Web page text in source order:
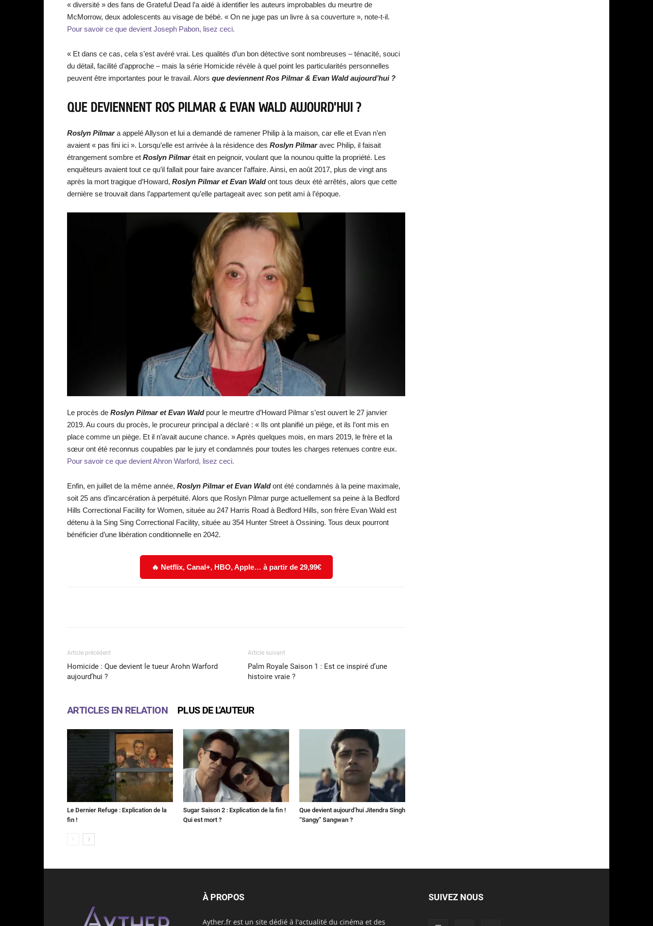
« diversité » des fans de Grateful Dead l’a aidé à identifier les auteurs improbables du meurtre de
McMorrow, deux adolescents au visage de bébé. « On ne juge pas un livre à sa couverture », note-t-il.
Pour savoir ce que devient Joseph Pabon, lisez ceci.
« Et dans ce cas, cela s’est avéré vrai. Les qualités d’un bon détective sont nombreuses – ténacité, souci
du détail, facilité d’approche – mais la série Homicide révèle à quel point les particularités personnelles
peuvent être importantes pour le travail. Alors que deviennent Ros Pilmar & Evan Wald aujourd’hui ?
QUE DEVIENNENT ROS PILMAR & EVAN WALD AUJOURD’HUI ?
Roslyn Pilmara appelé Allyson et lui a demandé de ramener Philip à la maison, car elle et Evan n’en
avaient « pas fini ici ». Lorsqu’elle est arrivée à la résidence des Roslyn Pilmaravec Philip, il faisait
étrangement sombre et Roslyn Pilmarétait en peignoir, voulant que la nounou quitte la propriété. Les
enquêteurs avaient tout ce qu’il fallait pour faire avancer l’affaire. Ainsi, en août 2017, plus de vingt ans
après la mort tragique d’Howard, Roslyn Pilmar et Evan Waldont tous deux été arrêtés, alors que cette
dernière se trouvait dans l’appartement qu’elle partageait avec son petit ami à l’époque.
Le procès de Roslyn Pilmar et Evan Waldpour le meurtre d’Howard Pilmar s’est ouvert le 27 janvier
2019. Au cours du procès, le procureur principal a déclaré : « Ils ont planifié un piège, et ils l’ont mis en
place comme un piège. Et il n’avait aucune chance. » Après quelques mois, en mars 2019, le frère et la
sœur ont été reconnus coupables par le jury et condamnés pour toutes les charges retenues contre eux.
Pour savoir ce que devient Ahron Warford, lisez ceci.
Enfin, en juillet de la même année, Roslyn Pilmar et Evan Waldont été condamnés à la peine maximale,
soit 25 ans d’incarcération à perpétuité. Alors que Roslyn Pilmar purge actuellement sa peine à la Bedford
Hills Correctional Facility for Women, située au 247 Harris Road à Bedford Hills, son frère Evan Wald est
détenu à la Sing Sing Correctional Facility, située au 354 Hunter Street à Ossining. Tous deux pourront
bénéficier d’une libération conditionnelle en 2042.
🔥 Netflix, Canal+, HBO, Apple… à partir de 29,99€
Article précédent
Homicide : Que devient le tueur Arohn Warford
aujourd’hui ?
Article suivant
Palm Royale Saison 1 : Est ce inspiré d’une
histoire vraie ?
ARTICLES EN RELATION PLUS DE L'AUTEUR
Le Dernier Refuge : Explication de la
fin !
Sugar Saison 2 : Explication de la fin !
Qui est mort ?
Que devient aujourd’hui Jitendra Singh
“Sangy” Sangwan ?
À PROPOS
Ayther.fr est un site dédié à l'actualité du cinéma et des
SUIVEZ NOUS